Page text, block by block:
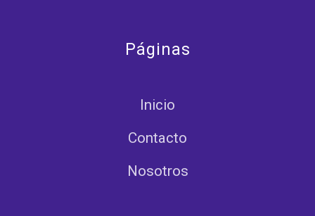
Páginas
Inicio
Contacto
Nosotros